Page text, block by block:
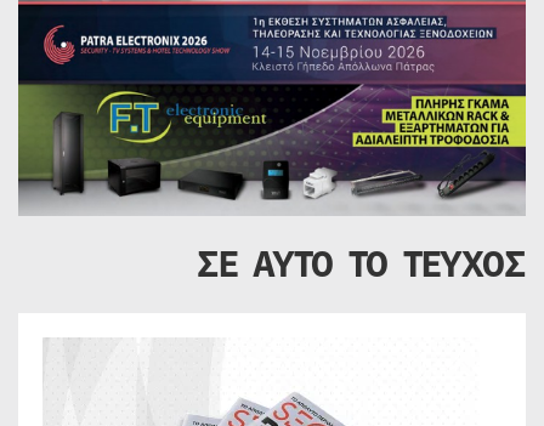
ΣΕ ΑΥΤΟ ΤΟ ΤΕΥΧΟΣ